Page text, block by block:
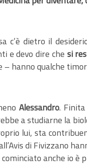
c’è dietro il
e devo dire che si
hanno qualche
Alessandro.
a studiarne la
lui, sta
di Fivizzano
cominciato anche io è